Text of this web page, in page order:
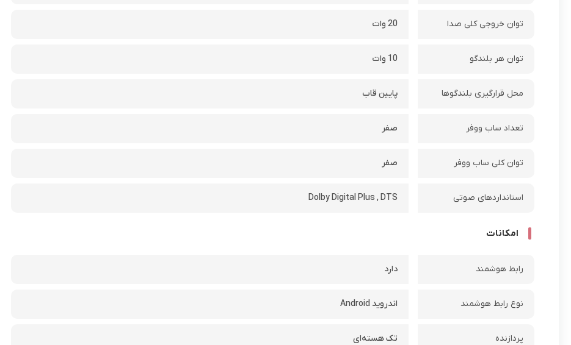
توان خروجی کلی صدا 20 وات
توان هر بلندگو 10 وات
محل قرارگیری بلندگوها پایین قاب
تعداد ساب ووفر صفر
توان کلی ساب ووفر صفر
استانداردهای صوتی Dolby Digital Plus , DTS
امکانات
رابط هوشمند دارد
نوع رابط هوشمند اندروید Android
پردازنده تک هسته‌ای